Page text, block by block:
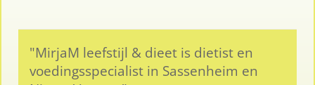
"MirjaM leefstijl & dieet is dietist en
voedingsspecialist in Sassenheim en